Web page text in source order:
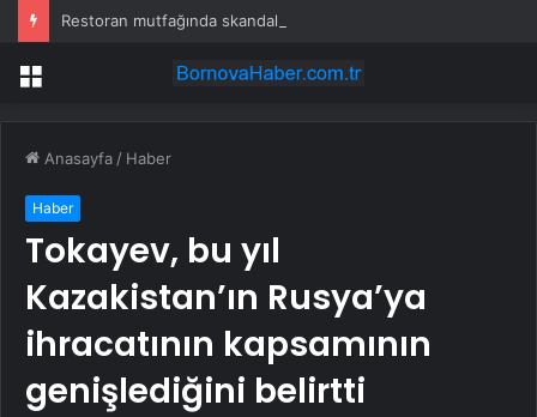
Menü
Anasayfa / Haber
Haber
Tokayev, bu yıl
Kazakistan’ın Rusya’ya
ihracatının kapsamının
genişlediğini belirtti